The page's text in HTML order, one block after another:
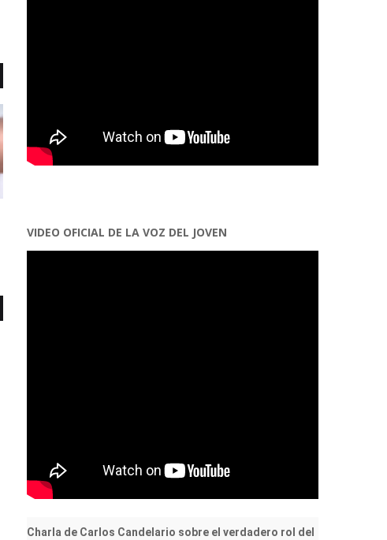
VIDEO OFICIAL DE LA VOZ DEL JOVEN
Charla de Carlos Candelario sobre el verdadero rol del